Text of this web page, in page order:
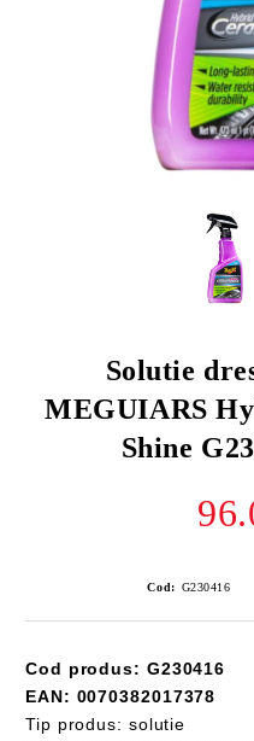
Solutie
MEGUIARS
Shine
Cod: G230416
Cod produs: G230416
EAN: 0070382017378
Tip produs: solutie